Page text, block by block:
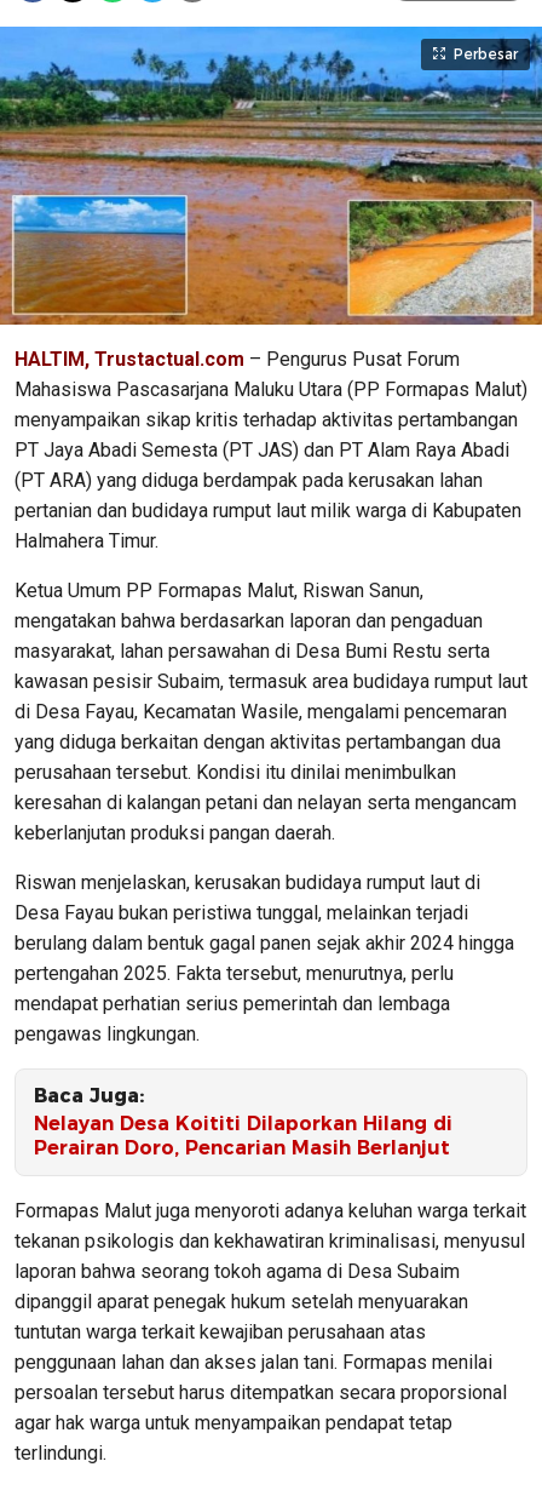
Perbesar
HALTIM, Trustactual.com – Pengurus Pusat Forum
Mahasiswa Pascasarjana Maluku Utara (PP Formapas Malut)
menyampaikan sikap kritis terhadap aktivitas pertambangan
PT Jaya Abadi Semesta (PT JAS) dan PT Alam Raya Abadi
(PT ARA) yang diduga berdampak pada kerusakan lahan
pertanian dan budidaya rumput laut milik warga di Kabupaten
Halmahera Timur.
Ketua Umum PP Formapas Malut, Riswan Sanun,
mengatakan bahwa berdasarkan laporan dan pengaduan
masyarakat, lahan persawahan di Desa Bumi Restu serta
kawasan pesisir Subaim, termasuk area budidaya rumput laut
di Desa Fayau, Kecamatan Wasile, mengalami pencemaran
yang diduga berkaitan dengan aktivitas pertambangan dua
perusahaan tersebut. Kondisi itu dinilai menimbulkan
keresahan di kalangan petani dan nelayan serta mengancam
keberlanjutan produksi pangan daerah.
Riswan menjelaskan, kerusakan budidaya rumput laut di
Desa Fayau bukan peristiwa tunggal, melainkan terjadi
berulang dalam bentuk gagal panen sejak akhir 2024 hingga
pertengahan 2025. Fakta tersebut, menurutnya, perlu
mendapat perhatian serius pemerintah dan lembaga
pengawas lingkungan.
Baca Juga:
Nelayan Desa Koititi Dilaporkan Hilang di
Perairan Doro, Pencarian Masih Berlanjut
Formapas Malut juga menyoroti adanya keluhan warga terkait
tekanan psikologis dan kekhawatiran kriminalisasi, menyusul
laporan bahwa seorang tokoh agama di Desa Subaim
dipanggil aparat penegak hukum setelah menyuarakan
tuntutan warga terkait kewajiban perusahaan atas
penggunaan lahan dan akses jalan tani. Formapas menilai
persoalan tersebut harus ditempatkan secara proporsional
agar hak warga untuk menyampaikan pendapat tetap
terlindungi.